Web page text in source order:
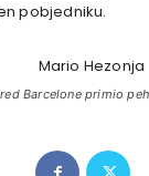
pobjedniku.
Barcelone primio